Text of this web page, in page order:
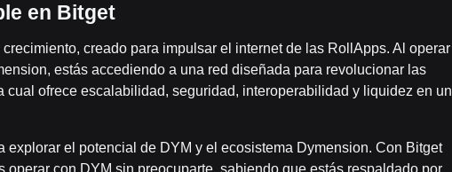
en Bitget
creado para impulsar el internet de las RollApps. Al operar
estás accediendo a una red diseñada para revolucionar las
cual ofrece escalabilidad, seguridad, interoperabilidad y liquidez en un
explorar el potencial de DYM y el ecosistema Dymension. Con Bitget
operar con DYM sin preocuparte, sabiendo que estás respaldado por